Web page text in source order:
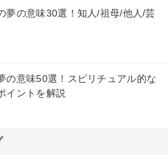
夢の意味30選！知人/祖母/他人/芸
の意味50選！スピリチュアル的な
イントを解説